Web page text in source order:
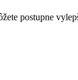
postupne